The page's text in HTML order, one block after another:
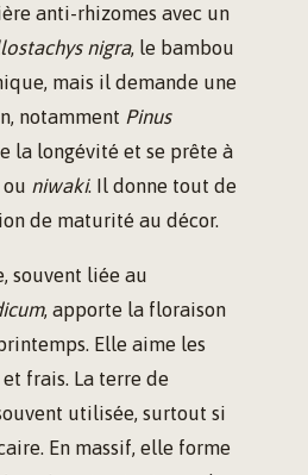
anti-rhizomes avec un
nigra, le bambou
mais il demande une
notamment Pinus
la longévité et se prête à
niwaki. Il donne tout de
de maturité au décor.
souvent liée au
, apporte la floraison
Elle aime les
frais. La terre de
utilisée, surtout si
En massif, elle forme